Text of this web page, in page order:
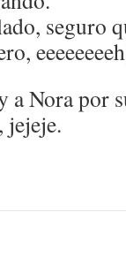
seguro
a Nora por
jejeje.